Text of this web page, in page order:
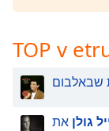
TOP v
שבאלבום
גולן את